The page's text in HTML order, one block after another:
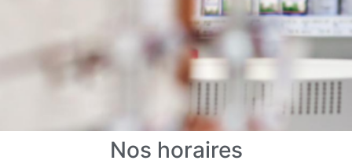
Nos horaires